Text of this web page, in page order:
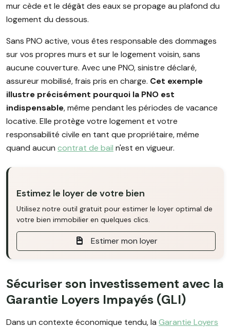
mur cède et le dégât des eaux se propage au plafond du
logement du dessous.
Sans PNO active, vous êtes responsable des dommages
sur vos propres murs et sur le logement voisin, sans
aucune couverture. Avec une PNO, sinistre déclaré,
assureur mobilisé, frais pris en charge. Cet exemple
illustre précisément pourquoi la PNO est
indispensable, même pendant les périodes de vacance
locative. Elle protège votre logement et votre
responsabilité civile en tant que propriétaire, même
quand aucun contrat de bail n'est en vigueur.
Estimez le loyer de votre bien
Utilisez notre outil gratuit pour estimer le loyer optimal de
votre bien immobilier en quelques clics.
Estimer mon loyer
Sécuriser son investissement avec la
Garantie Loyers Impayés (GLI)
Dans un contexte économique tendu, la Garantie Loyers